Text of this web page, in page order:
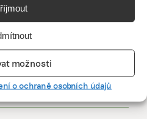
možnosti
o ochraně osobních údajů